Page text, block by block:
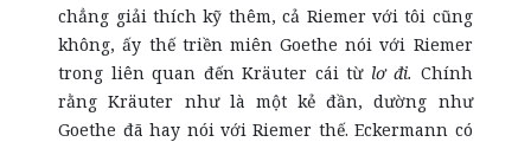
chẳng giải thích kỹ thêm, cả Riemer với tôi cũng
không, ấy thế triền miên Goethe nói với Riemer
trong liên quan đến Kräuter cái từ lơ đi. Chính
rằng Kräuter như là một kẻ đần, dường như
Goethe đã hay nói với Riemer thế. Eckermann có